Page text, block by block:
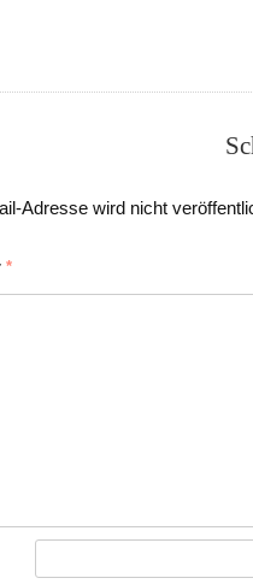
Adresse wird nicht
*